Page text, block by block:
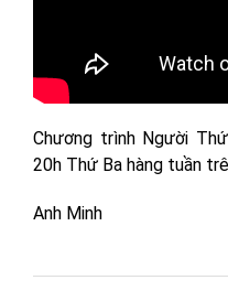
Chương trình Người
20h Thứ Ba hàng tuần
Anh Minh